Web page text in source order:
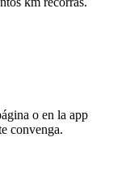
o en la app
convenga.